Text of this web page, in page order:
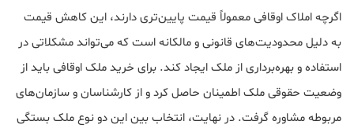
اگرچه املاک اوقافی معمولاً قیمت پایین‌تری دارند، این کاهش قیمت
به دلیل محدودیت‌های قانونی و مالکانه است که می‌تواند مشکلاتی در
استفاده و بهره‌برداری از ملک ایجاد کند. برای خرید ملک اوقافی باید از
وضعیت حقوقی ملک اطمینان حاصل کرد و از کارشناسان و سازمان‌های
مربوطه مشاوره گرفت. در نهایت، انتخاب بین این دو نوع ملک بستگی